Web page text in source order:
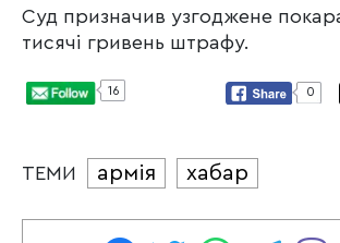
Суд призначив узгоджене
тисячі гривень штрафу.
16 0
ТЕМИ армія хабар